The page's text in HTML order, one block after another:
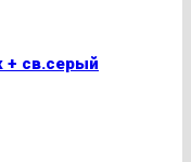
можно
св.серый